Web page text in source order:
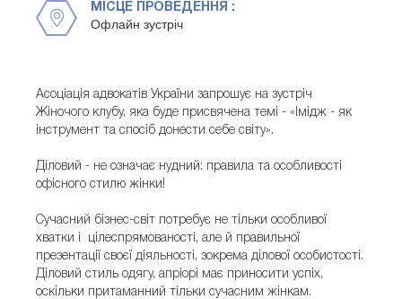
МІСЦЕ ПРОВЕДЕННЯ :
Офлайн зустріч
Асоціація адвокатів України запрошує на зустріч
Жіночого клубу, яка буде присвячена темі - «Імідж - як
інструмент та спосіб донести себе світу».
Діловий - не означає нудний: правила та особливості
офісного стилю жінки!
Сучасний бізнес-світ потребує не тільки особливої
хватки і цілеспрямованості, але й правильної
презентації своєї діяльності, зокрема ділової особистості.
Діловий стиль одягу, апріорі має приносити успіх,
оскільки притаманний тільки сучасним жінкам.